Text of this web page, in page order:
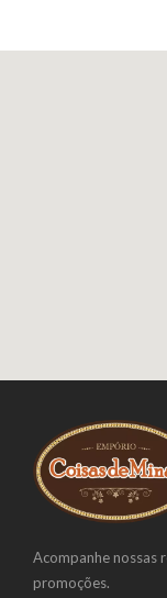
Acompanhe nossas
promoções.